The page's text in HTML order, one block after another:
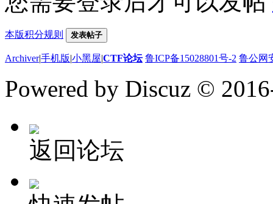
本版积分规则 发表帖子
Archiver|手机版|小黑屋|CTF论坛 鲁ICP备15028801号-2 鲁公网
Powered by Discuz ©
返回论坛